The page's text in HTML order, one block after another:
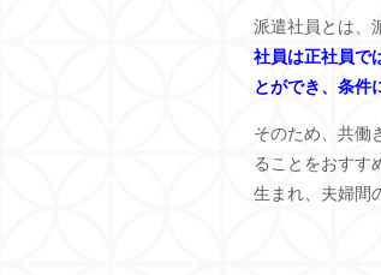
派遣社員とは、
社員は正社員で
とができ、条件
そのため、共働
ることをおすす
生まれ、夫婦間